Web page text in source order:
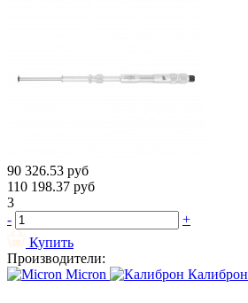
90 326.53 руб
110 198.37 руб
3
-
+
Купить
Производители:
Micron
Калиброн